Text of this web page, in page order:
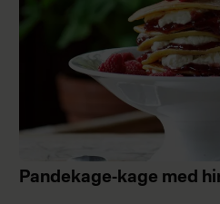
Pandekage-kage med